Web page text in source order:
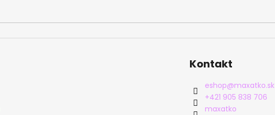
Kontakt
eshop@maxatko.sk
+421 905 838 706
maxatko